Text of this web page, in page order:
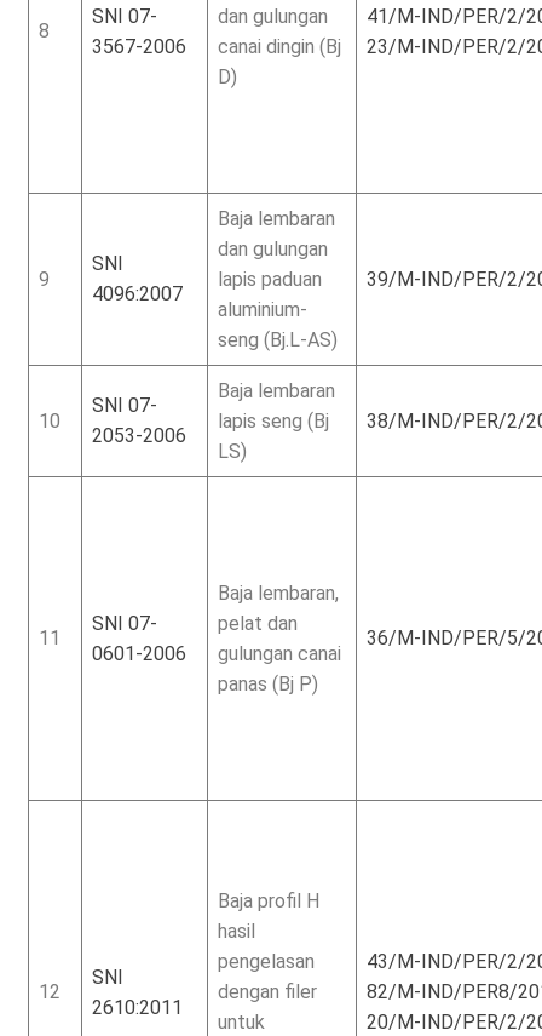
8
SNI 07-
3567-2006
dan gulungan
canai dingin (Bj
D)
41/M-IND/PER/2/
23/M-IND/PER/2/
9
SNI
4096:2007
Baja lembaran
dan gulungan
lapis paduan
aluminium-
seng (Bj.L-AS)
39/M-IND/PER/2/
10
SNI 07-
2053-2006
Baja lembaran
lapis seng (Bj
LS)
38/M-IND/PER/2/
11
SNI 07-
0601-2006
Baja lembaran,
pelat dan
gulungan canai
panas (Bj P)
36/M-IND/PER/5/
12
SNI
2610:2011
Baja profil H
hasil
pengelasan
dengan filer
untuk
43/M-IND/PER/2/
82/M-IND/PER8/
20/M-IND/PER/2/